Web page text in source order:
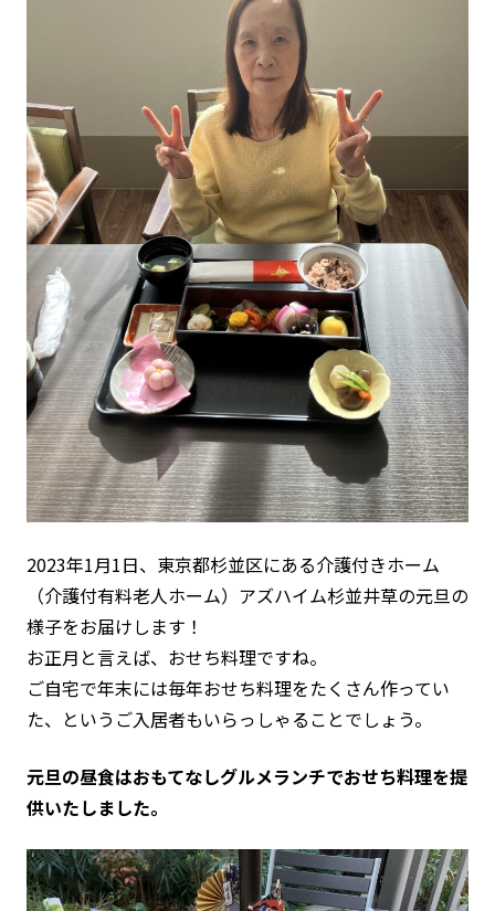
2023年1月1日、東京都杉並区にある介護付きホーム
（介護付有料老人ホーム）アズハイム杉並井草の元旦の
様子をお届けします！
お正月と言えば、おせち料理ですね。
ご自宅で年末には毎年おせち料理をたくさん作ってい
た、というご入居者もいらっしゃることでしょう。
元旦の昼食はおもてなしグルメランチでおせち料理を提
供いたしました。